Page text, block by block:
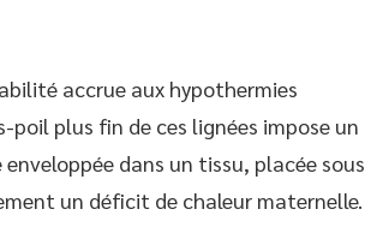
accrue aux hypothermies
poil plus fin de ces lignées impose un
dans un tissu, placée sous
un déficit de chaleur maternelle.